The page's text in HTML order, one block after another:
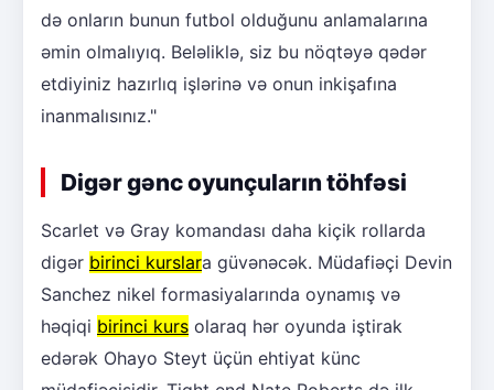
də onların bunun futbol olduğunu anlamalarına
əmin olmalıyıq. Beləliklə, siz bu nöqtəyə qədər
etdiyiniz hazırlıq işlərinə və onun inkişafına
inanmalısınız."
Digər gənc oyunçuların töhfəsi
Scarlet və Gray komandası daha kiçik rollarda
digər birinci kurslara güvənəcək. Müdafiəçi Devin
Sanchez nikel formasiyalarında oynamış və
həqiqi birinci kurs olaraq hər oyunda iştirak
edərək Ohayo Steyt üçün ehtiyat künc